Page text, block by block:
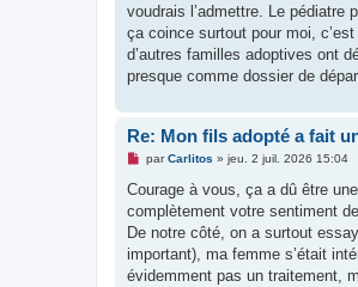
voudrais l’admettre. Le pédiatre
ça coince surtout pour moi,
d’autres familles adoptives ont
presque comme dossier de
Re: Mon fils adopté a fait
M
s
a
g
n
o
parCarlitos » jeu. 2 juil. 2026 15:04
Courage à vous, ça a dû être
complètement votre sentiment
De notre côté, on a surtout
important), ma femme s’était
évidemment pas un traitement,